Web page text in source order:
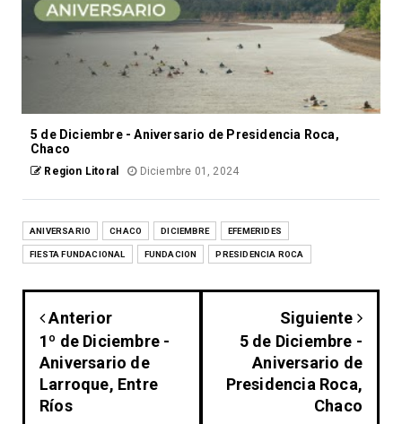
5 de Diciembre - Aniversario de Presidencia Roca,
Chaco
Region Litoral Diciembre 01, 2024
ANIVERSARIO CHACO DICIEMBRE EFEMERIDES
FIESTA FUNDACIONAL FUNDACION PRESIDENCIA ROCA
Anterior
1º de Diciembre -
Aniversario de
Larroque, Entre
Ríos
Siguiente
5 de Diciembre -
Aniversario de
Presidencia Roca,
Chaco